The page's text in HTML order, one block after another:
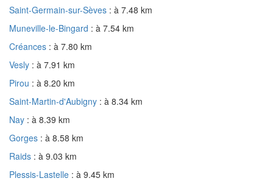
Saint-Germain-sur-Sèves : à 7.48 km
Muneville-le-Bingard : à 7.54 km
Créances : à 7.80 km
Vesly : à 7.91 km
Pirou : à 8.20 km
Saint-Martin-d'Aubigny : à 8.34 km
Nay : à 8.39 km
Gorges : à 8.58 km
Raids : à 9.03 km
Plessis-Lastelle : à 9.45 km